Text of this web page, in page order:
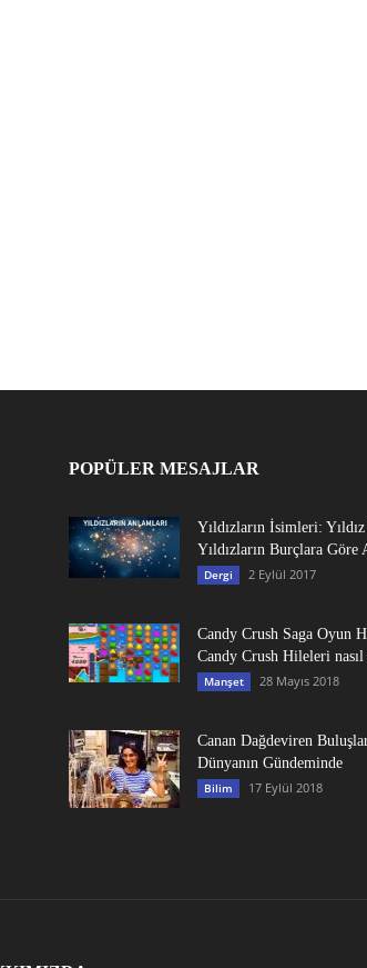
POPÜLER MESAJLAR
Yıldızların İsimleri:
Yıldızların Burçlara Göre
Dergi 2 Eylül 2017
Candy Crush Saga Oyun
Candy Crush Hileleri nasıl
Manşet 28 Mayıs 2018
Canan Dağdeviren
Dünyanın Gündeminde
Bilim 17 Eylül 2018